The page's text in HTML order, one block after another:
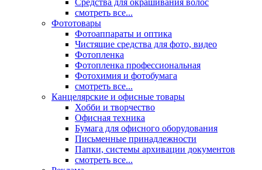
Средства для окрашивания волос
смотреть все...
Фототовары
Фотоаппараты и оптика
Чистящие средства для фото, видео
Фотопленка
Фотопленка профессиональная
Фотохимия и фотобумага
смотреть все...
Канцелярские и офисные товары
Хобби и творчество
Офисная техника
Бумага для офисного оборудования
Письменные принадлежности
Папки, системы архивации документов
смотреть все...